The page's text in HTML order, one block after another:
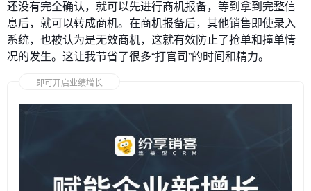
还没有完全确认，就可以先进行商机报备，等到拿到完整信
息后，就可以转成商机。在商机报备后，其他销售即使录入
系统，也被认为是无效商机，这就有效防止了抢单和撞单情
况的发生。 这让我节省了很多“打官司”的时间和精力。
即可开启业绩增长